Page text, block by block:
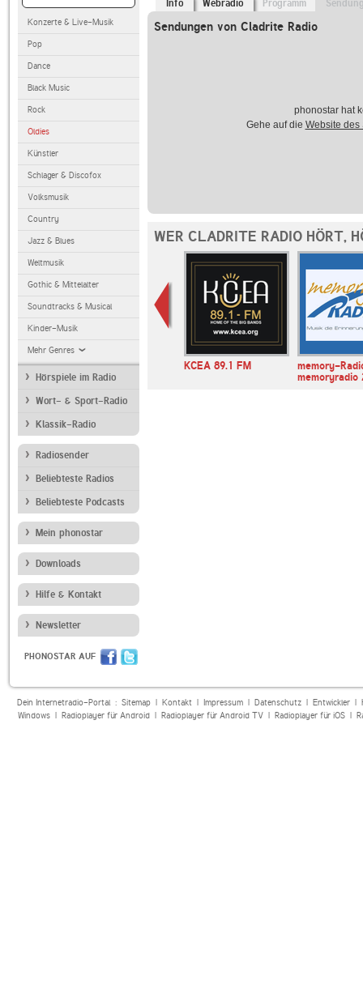
Konzerte & Live-Musik
Pop
Dance
Black Music
Rock
Oldies
Künstler
Schlager & Discofox
Volksmusik
Country
Jazz & Blues
Weltmusik
Gothic & Mittelalter
Soundtracks & Musical
Kinder-Musik
Mehr Genres
Hörspiele im Radio
Wort- & Sport-Radio
Klassik-Radio
Radiosender
Beliebteste Radios
Beliebteste Podcasts
Mein phonostar
Downloads
Hilfe & Kontakt
Newsletter
PHONOSTAR AUF
Info Webradio Programm
Sendungen von Cladrite Radio
phonostar hat
Gehe auf die Website des
WER CLADRITE RADIO HÖRT,
lounge-radio.com KCEA 89.1 FM
memory-
memoryradio
Dein Internetradio-Portal : Sitemap| Kontakt| Impressum| Datenschutz| Entwickler|
Windows| Radioplayer für Android| Radioplayer für Android TV| Radioplayer für iOS|